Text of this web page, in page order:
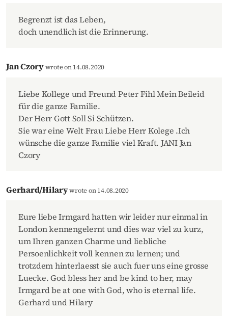
Begrenzt ist das Leben,
doch unendlich ist die Erinnerung.
Jan Czorywrote on 14.08.2020
Liebe Kollege und Freund Peter Fihl Mein Beileid
für die ganze Familie.
Der Herr Gott Soll Si Schützen.
Sie war eine Welt Frau Liebe Herr Kolege .Ich
wünsche die ganze Familie viel Kraft. JANI Jan
Czory
Gerhard/Hilarywrote on 14.08.2020
Eure liebe Irmgard hatten wir leider nur einmal in
London kennengelernt und dies war viel zu kurz,
um Ihren ganzen Charme und liebliche
Persoenlichkeit voll kennen zu lernen; und
trotzdem hinterlaesst sie auch fuer uns eine grosse
Luecke. God bless her and be kind to her, may
Irmgard be at one with God, who is eternal life.
Gerhard und Hilary